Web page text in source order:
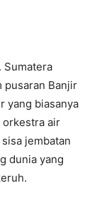
Sumatera
pusaran Banjir
yang biasanya
orkestra air
jembatan
dunia yang